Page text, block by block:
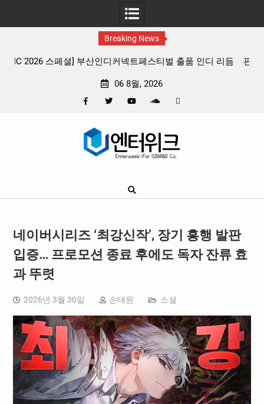
Breaking News
판타지 케이팝 애니메이션 ‘고스트밴드’ 8월 26일(수) 개봉
06 8월, 2026
Google
네이버시리즈 ‘최강신작’, 장기 흥행 발판
입증… 프로모션 종료 후에도 독자 잔류 효
과 뚜렷
2026년 3월 30일 손태원 소셜